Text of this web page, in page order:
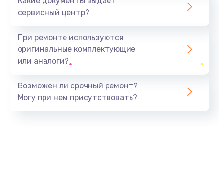
сервисный центр?
При ремонте используются
оригинальные комплектующие
или аналоги?
Возможен ли срочный ремонт?
Могу при нем присутствовать?